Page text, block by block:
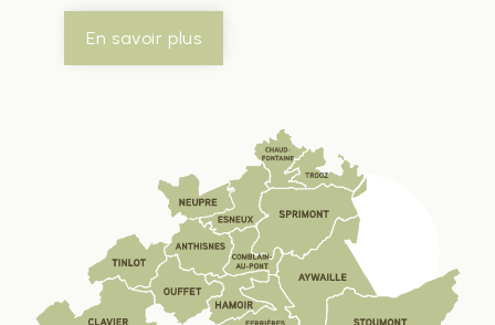
En savoir plus